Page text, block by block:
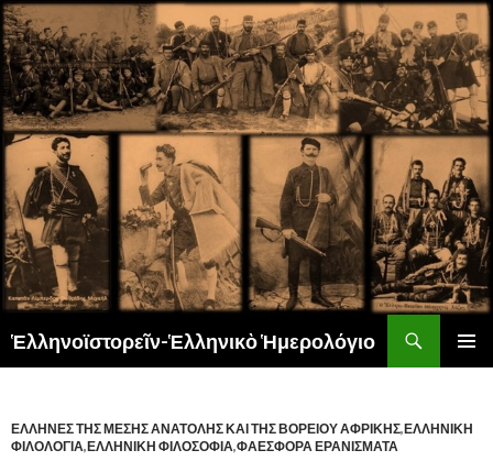
Ἑλληνοϊστορεῖν-Ἑλληνικὸ Ἡμερολόγιο
ΕΛΛΗΝΕΣ ΤΗΣ ΜΕΣΗΣ ΑΝΑΤΟΛΗΣ ΚΑΙ ΤΗΣ ΒΟΡΕΙΟΥ ΑΦΡΙΚΗΣ,ΕΛΛΗΝΙΚΗ
ΦΙΛΟΛΟΓΙΑ,ΕΛΛΗΝΙΚΗ ΦΙΛΟΣΟΦΙΑ,ΦΑΕΣΦΟΡΑ ΕΡΑΝΙΣΜΑΤΑ